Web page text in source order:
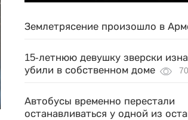
Землетрясение произошло в
15-летнюю девушку зверски
убили в собственном доме
Автобусы временно перестали
останавливаться у одной из